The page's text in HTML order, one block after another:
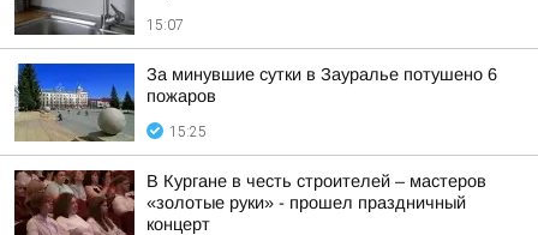
15:07
За минувшие сутки в Зауралье потушено 6
пожаров
15:25
В Кургане в честь строителей – мастеров
«золотые руки» - прошел праздничный
концерт